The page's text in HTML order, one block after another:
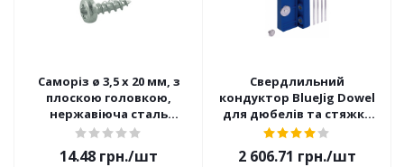
Саморіз ø 3,5 x 20 мм, з
плоскою головкою,
нержавіюча сталь
(9338475) Hettich
14.48 грн./шт
Свердлильний
кондуктор BlueJig Dowel
для дюбелів та стяжки
Rastex (9079402)
2 606.71 грн./шт